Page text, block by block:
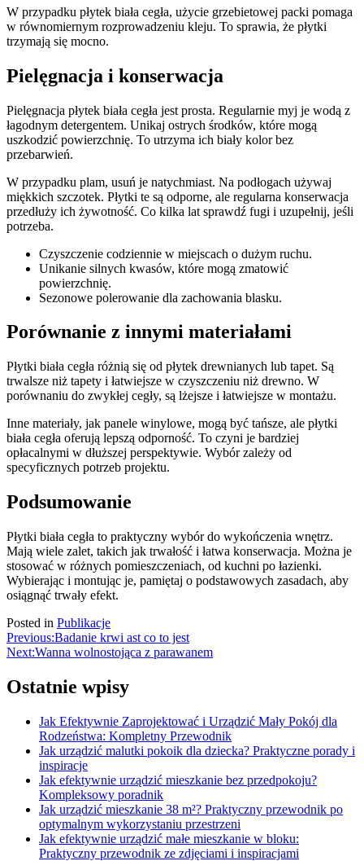
W przypadku płytek biała cegła, użycie grzebietowej packi pomaga
w równomiernym rozprowadzeniu kleju. To sprawia, że płytki
trzymają się mocno.
Pielęgnacja i konserwacja
Pielęgnacja płytek biała cegła jest prosta. Regularnie myj je wodą z
łagodnym detergentem. Unikaj ostrych środków, które mogą
uszkodzić powierzchnię. To utrzyma ich biały kolor bez
przebarwień.
W przypadku plam, usuń je natychmiast. Na podłogach używaj
miękkich szczotek. Płytki te są odporne, ale regularna konserwacja
przedłuży ich żywotność. Co kilka lat sprawdź fugi i uzupełnij, jeśli
potrzeba.
Czyszczenie codziennie w miejscach o dużym ruchu.
Unikanie silnych kwasów, które mogą zmatowić
powierzchnię.
Sezonowe polerowanie dla zachowania blasku.
Porównanie z innymi materiałami
Płytki biała cegła różnią się od płytek drewnianych lub tapet. Są
trwalsze niż tapety i łatwiejsze w czyszczeniu niż drewno. W
porównaniu do zwykłej cegły, są lżejsze i łatwiejsze w montażu.
Inne materiały, jak panele winylowe, mogą być tańsze, ale płytki
biała cegła oferują lepszą odporność. To czyni je bardziej
opłacalnymi w dłuższej perspektywie. Wybór zależy od
specyficznych potrzeb projektu.
Podsumowanie
Płytki biała cegła to praktyczny wybór do wykończenia wnętrz.
Mają wiele zalet, takich jak trwałość i łatwa konserwacja. Można je
stosować w różnych pomieszczeniach, od kuchni po łazienki.
Wybierając i montując je, pamiętaj o podstawowych zasadach, aby
osiągnąć trwały efekt.
Posted in Publikacje
Nawigacja
wpisu
Previous:Badanie krwi ast co to jest
Next:Wanna wolnostojąca z parawanem
Ostatnie wpisy
Jak Efektywnie Zaprojektować i Urządzić Mały Pokój dla
Rodzeństwa: Kompletny Przewodnik
Jak urządzić malutki pokoik dla dziecka? Praktyczne porady i
inspiracje
Jak efektywnie urządzić mieszkanie bez przedpokoju?
Kompleksowy poradnik
Jak urządzić mieszkanie 38 m²? Praktyczny przewodnik po
optymalnym wykorzystaniu przestrzeni
Jak efektywnie urządzić małe mieszkanie w bloku:
Praktyczny przewodnik ze zdjęciami i inspiracjami